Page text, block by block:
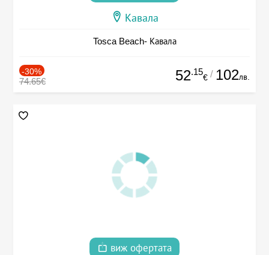
Кавала
Tosca Beach- Кавала
-30%
74.65€ 52.15
€ / 102лв.
виж офертата